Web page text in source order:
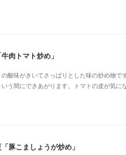
肉トマト炒め」
酸味がきいてさっぱりとした味の炒め物で
う間にできあがります。トマトの皮が気に
豚こましょうが炒め」